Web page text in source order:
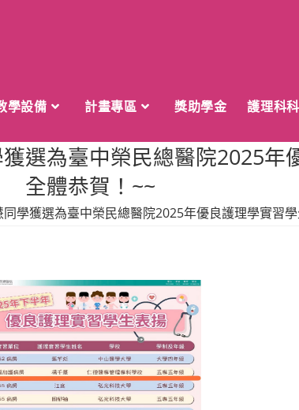
學設備 計畫專區 獎助學金 護理科
選為臺中榮民總醫院2025年
全體恭賀！~~
學獲選為臺中榮民總醫院2025年優良護理學實習